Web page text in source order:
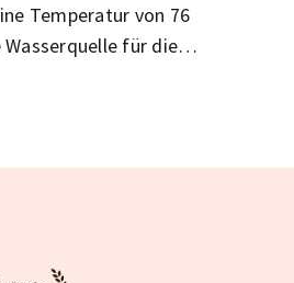
Temperatur von 76
für die